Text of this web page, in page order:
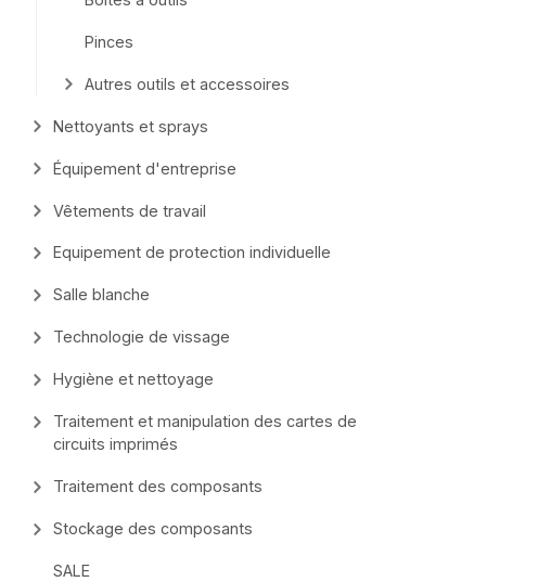
Pinces
Autres outils et accessoires
Nettoyants et sprays
Équipement d'entreprise
Vêtements de travail
Equipement de protection individuelle
Salle blanche
Technologie de vissage
Hygiène et nettoyage
Traitement et manipulation des cartes de
circuits imprimés
Traitement des composants
Stockage des composants
SALE